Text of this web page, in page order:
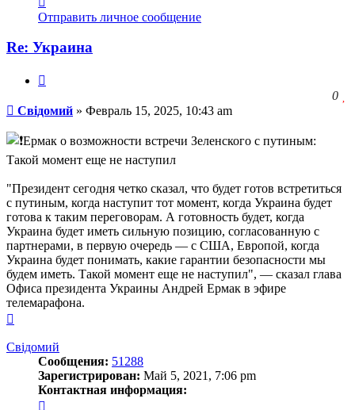
информация
пользователя
Отправить личное сообщение
Re: Украина
0
Сообщение
Свідомий » Февраль 15, 2025, 10:43 am
Ермак о возможности встречи Зеленского с путиным:
Такой момент еще не наступил
"Президент сегодня четко сказал, что будет готов встретиться
с путиным, когда наступит тот момент, когда Украина будет
готова к таким переговорам. А готовность будет, когда
Украина будет иметь сильную позицию, согласованную с
партнерами, в первую очередь — с США, Европой, когда
Украина будет понимать, какие гарантии безопасности мы
будем иметь. Такой момент еще не наступил", — сказал глава
Офиса президента Украины Андрей Ермак в эфире
телемарафона.
началу
Свідомий
Сообщения: 51288
Зарегистрирован: Май 5, 2021, 7:06 pm
Контактная информация: